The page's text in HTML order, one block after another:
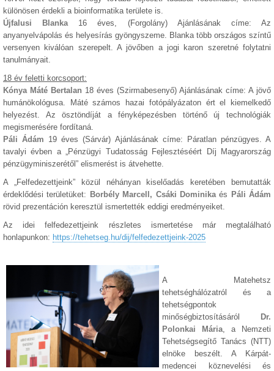
különösen érdekli a bioinformatika területe is.
Újfalusi Blanka16 éves, (Forgolány) Ajánlásának címe: Az
anyanyelvápolás és helyesírás gyöngyszeme. Blanka több országos színtű
versenyen kiválóan szerepelt. A jövőben a jogi karon szeretné folytatni
tanulmányait.
18 év feletti korcsoport:
Kónya Máté Bertalan 18 éves (Szirmabesenyő) Ajánlásának címe: A jövő
humánökológusa. Máté számos hazai fotópályázaton ért el kiemelkedő
helyezést. Az ösztöndíját a fényképezésben történő új technológiák
megismerésére fordítaná.
Páli Ádám 19 éves (Sárvár) Ajánlásának címe: Páratlan pénzügyes. A
tavalyi évben a „Pénzügyi Tudatosság Fejlesztéséért Díj Magyarország
pénzügyminiszerétől” elismerést is átvehette.
A „Felfedezettjeink” közül néhányan kiselőadás keretében bemutatták
érdeklődési területüket: Borbély Marcell, Csáki Dominikaés Páli Ádám
rövid prezentáción keresztül ismertették eddigi eredményeiket.
Az idei felfedezettjeink részletes ismertetése már megtalálható
honlapunkon: https://tehetseg.hu/dij/felfedezettjeink-2025
A Matehetsz
tehetséghálózatról és a
tehetségpontok
minőségbiztosításáról
Dr.
Polonkai Mária, a Nemzeti
Tehetségsegítő Tanács (NTT)
elnöke beszélt. A Kárpát-
medencei köznevelési és